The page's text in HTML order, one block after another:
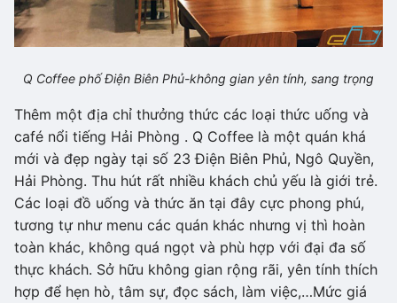
Q Coffee phố Điện Biên Phủ-không gian yên tính, sang trọng
Thêm một địa chỉ thưởng thức các loại thức uống và
café nổi tiếng Hải Phòng . Q Coffee là một quán khá
mới và đẹp ngày tại số 23 Điện Biên Phủ, Ngô Quyền,
Hải Phòng. Thu hút rất nhiều khách chủ yếu là giới trẻ.
Các loại đồ uống và thức ăn tại đây cực phong phú,
tương tự như menu các quán khác nhưng vị thì hoàn
toàn khác, không quá ngọt và phù hợp với đại đa số
thực khách. Sở hữu không gian rộng rãi, yên tính thích
hợp để hẹn hò, tâm sự, đọc sách, làm việc,…Mức giá